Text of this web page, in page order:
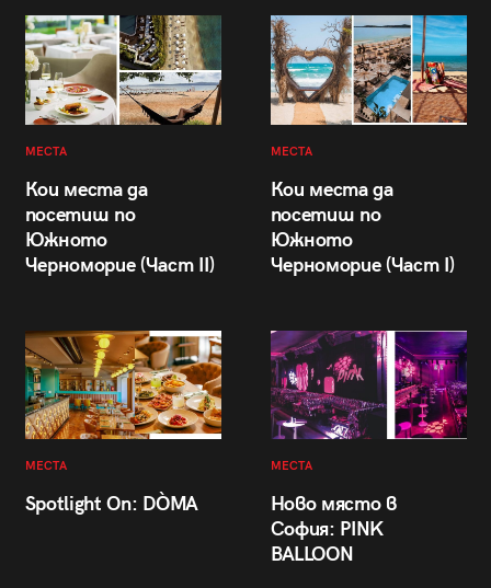
МЕСТА
Кои места да
посетиш по
Южното
Черноморие (Част II)
МЕСТА
Кои места да
посетиш по
Южното
Черноморие (Част I)
МЕСТА
Spotlight On: DÒMA
МЕСТА
Ново място в
София: PINK
BALLOON